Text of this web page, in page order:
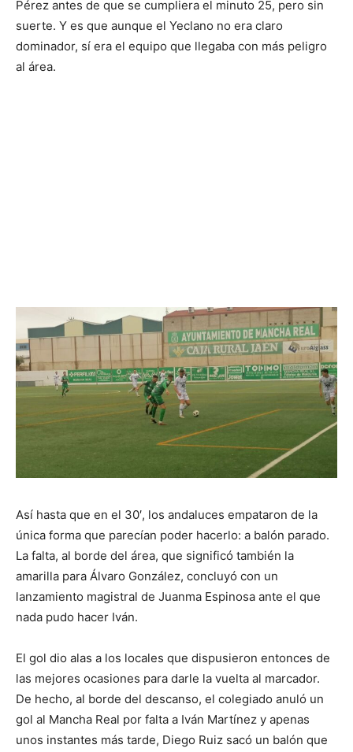
Pérez antes de que se cumpliera el minuto 25, pero sin
suerte. Y es que aunque el Yeclano no era claro
dominador, sí era el equipo que llegaba con más peligro
al área.
Así hasta que en el 30′, los andaluces empataron de la
única forma que parecían poder hacerlo: a balón parado.
La falta, al borde del área, que significó también la
amarilla para Álvaro González, concluyó con un
lanzamiento magistral de Juanma Espinosa ante el que
nada pudo hacer Iván.
El gol dio alas a los locales que dispusieron entonces de
las mejores ocasiones para darle la vuelta al marcador.
De hecho, al borde del descanso, el colegiado anuló un
gol al Mancha Real por falta a Iván Martínez y apenas
unos instantes más tarde, Diego Ruiz sacó un balón que